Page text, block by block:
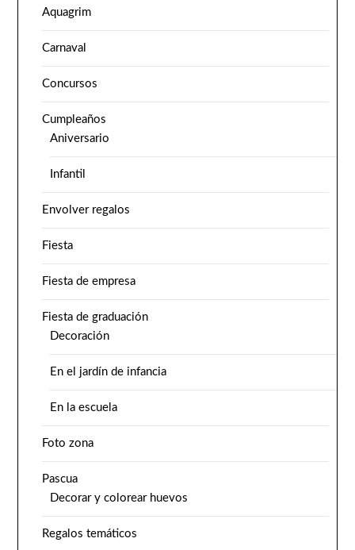
Aquagrim
Carnaval
Concursos
Cumpleaños
Aniversario
Infantil
Envolver regalos
Fiesta
Fiesta de empresa
Fiesta de graduación
Decoración
En el jardín de infancia
En la escuela
Foto zona
Pascua
Decorar y colorear huevos
Regalos temáticos